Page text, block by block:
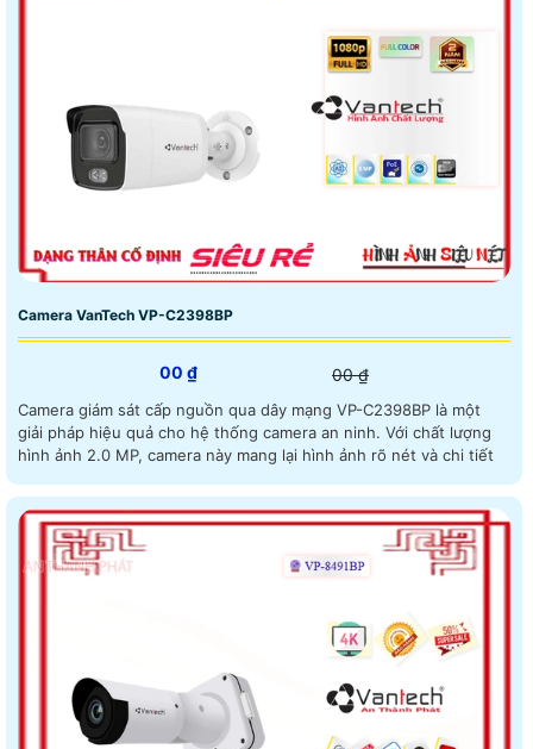
Camera VanTech VP-C2398BP
00 ₫ 00 ₫
Camera giám sát cấp nguồn qua dây mạng VP-C2398BP là một
giải pháp hiệu quả cho hệ thống camera an ninh. Với chất lượng
hình ảnh 2.0 MP, camera này mang lại hình ảnh rõ nét và chi tiết